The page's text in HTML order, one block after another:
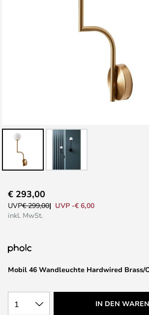
Anfang
der
Mobil 46 Wandleuchte Hardwired Brass/
€ 293,00
UVP€ 299,00
UVP -€ 6,00
inkl. MwSt.
1 IN DEN